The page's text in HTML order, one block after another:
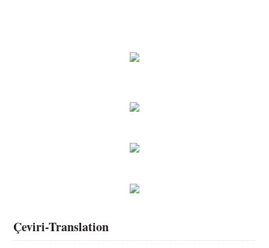
Çeviri-Translation